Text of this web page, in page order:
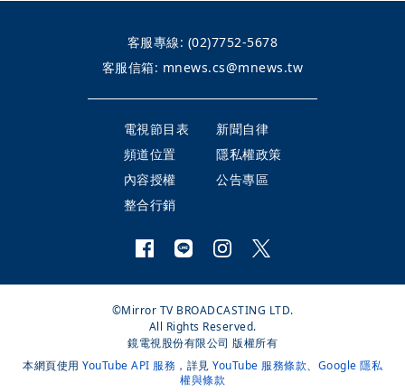
客服專線: (02)7752-5678
客服信箱: mnews.cs@mnews.tw
電視節目表
新聞自律
頻道位置
隱私權政策
內容授權
公告專區
整合行銷
©Mirror TV BROADCASTING LTD.
All Rights Reserved.
鏡電視股份有限公司 版權所有
本網頁使用 YouTube API 服務 ，詳見 YouTube 服務條款、 Google 隱私
權與條款